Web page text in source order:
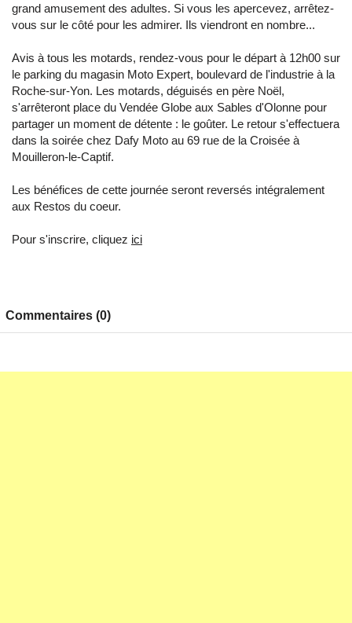
grand amusement des adultes. Si vous les apercevez, arrêtez-
vous sur le côté pour les admirer. Ils viendront en nombre...
Avis à tous les motards, rendez-vous pour le départ à 12h00 sur
le parking du magasin Moto Expert, boulevard de l'industrie à la
Roche-sur-Yon. Les motards, déguisés en père Noël,
s'arrêteront place du Vendée Globe aux Sables d'Olonne pour
partager un moment de détente : le goûter. Le retour s'effectuera
dans la soirée chez Dafy Moto au 69 rue de la Croisée à
Mouilleron-le-Captif.
Les bénéfices de cette journée seront reversés intégralement
aux Restos du coeur.
Pour s'inscrire, cliquez ici
Commentaires (0)